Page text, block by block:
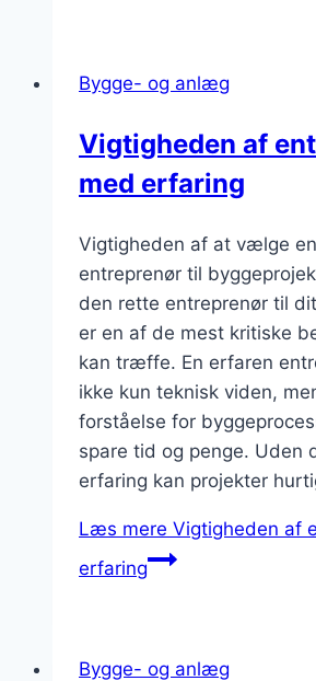
Bygge- og anlæg
Vigtigheden af
med erfaring
Vigtigheden af at vælge
entreprenør til
den rette entreprenør til
er en af de mest kritiske
kan træffe. En erfaren
ikke kun teknisk viden,
forståelse for
spare tid og penge. Uden
erfaring kan projekter
Læs mere Vigtigheden af
erfaring
Bygge- og anlæg